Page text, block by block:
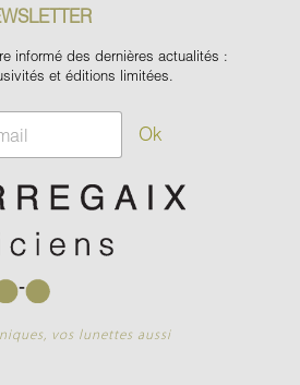
informé des dernières actualités :
et éditions limitées.
Ok
vos lunettes aussi